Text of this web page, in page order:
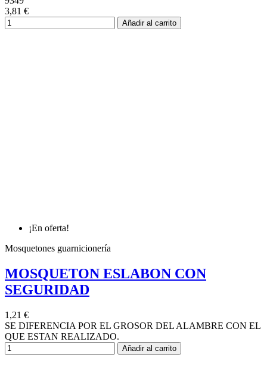
3,81 €
Añadir al carrito
¡En oferta!
Mosquetones guarnicionería
MOSQUETON ESLABON CON
SEGURIDAD
1,21 €
SE DIFERENCIA POR EL GROSOR DEL ALAMBRE CON EL
QUE ESTAN REALIZADO.
Añadir al carrito